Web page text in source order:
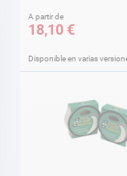
A partir de
18,10 €
Disponible en varias